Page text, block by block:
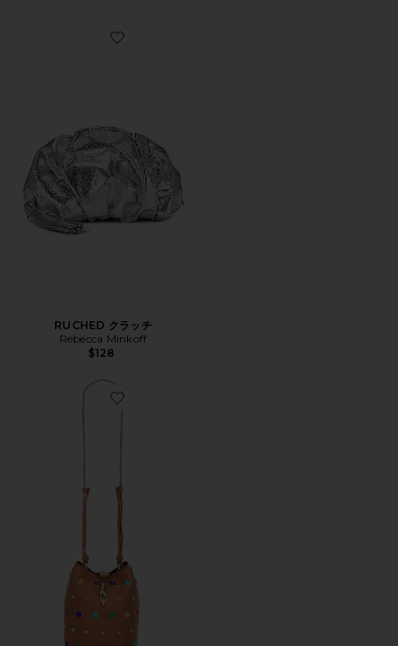
Favorite RUCHED クラッチ
RUCHED クラッチ
Rebecca Minkoff
$128
Favorite スモールバケット